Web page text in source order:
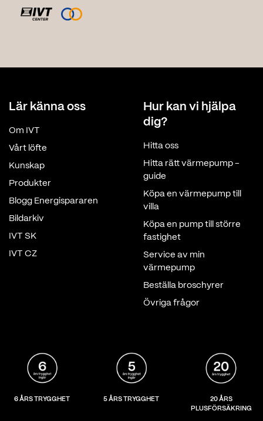
Lär känna oss
Om IVT
Vårt löfte
Kunskap
Produkter
Blogg Energispararen
Bildarkiv
IVT SK
IVT CZ
Hur kan vi hjälpa
dig?
Hitta oss
Hitta rätt värmepump -
guide
Köpa en värmepump till
villa
Köpa en pump till större
fastighet
Service av min
värmepump
Beställa broschyrer
Övriga frågor
6 ÅRS TRYGGHET 5 ÅRS TRYGGHET
20 ÅRS
PLUSFÖRSÄKRING